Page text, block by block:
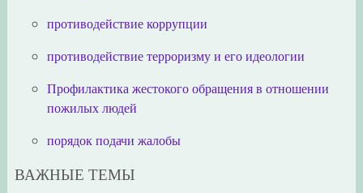
противодействие коррупции
противодействие терроризму и его идеологии
Профилактика жестокого обращения в отношении
пожилых людей
порядок подачи жалобы
ВАЖНЫЕ ТЕМЫ